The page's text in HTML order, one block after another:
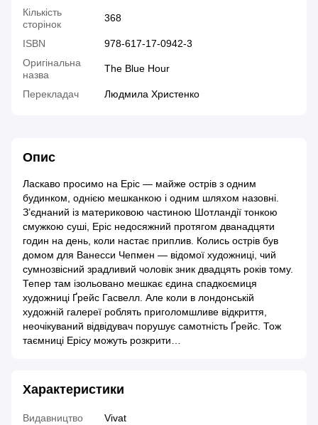
Кількість
сторінок
368
ISBN
978-617-17-0942-3
Оригінальна
назва
The Blue Hour
Перекладач Людмила Христенко
Опис
Ласкаво просимо на Еріс — майже острів з одним
будинком, однією мешканкою і одним шляхом назовні.
З’єднаний із материковою частиною Шотландії тонкою
смужкою суші, Еріс недосяжний протягом дванадцяти
годин на день, коли настає приплив. Колись острів був
домом для Ванесси Чепмен — відомої художниці, чий
сумнозвісний зрадливий чоловік зник двадцять років тому.
Тепер там ізольовано мешкає єдина спадкоємиця
художниці Ґрейс Гасвелл. Але коли в лондонській
художній галереї роблять приголомшливе відкриття,
неочікуваний відвідувач порушує самотність Ґрейс. Тож
таємниці Ерісу можуть розкрити…
Характеристики
Видавництво
Vivat